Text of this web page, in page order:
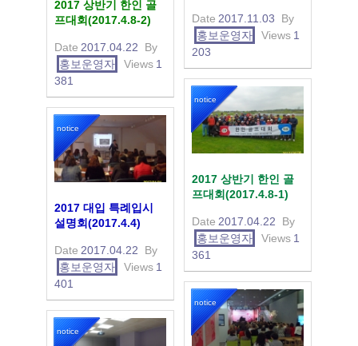
Date 2017.11.03
By
홍보운영자
Views 1
203
2017 상반기 한인 골
프대회(2017.4.8-2)
Date 2017.04.22
By
홍보운영자
Views 1
381
notice
2017 상반기 한인 골
프대회(2017.4.8-1)
Date 2017.04.22
By
홍보운영자
Views 1
361
notice
2017 대입 특례입시
설명회(2017.4.4)
Date 2017.04.22
By
홍보운영자
Views 1
401
notice
notice